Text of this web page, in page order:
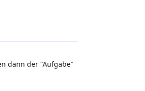
dann der "Aufgabe"